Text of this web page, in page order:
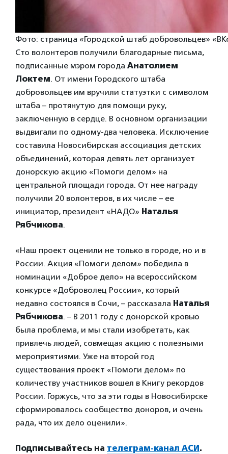
Фото: страница «Городской штаб добровольцев»
Сто волонтеров получили благодарные письма,
подписанные мэром города Анатолием
Локтем. От имени Городского штаба
добровольцев им вручили статуэтки с символом
штаба – протянутую для помощи руку,
заключенную в сердце. В основном организации
выдвигали по одному-два человека. Исключение
составила Новосибирская ассоциация детских
объединений, которая девять лет организует
донорскую акцию «Помоги делом» на
центральной площади города. От нее награду
получили 20 волонтеров, в их числе – ее
инициатор, президент «НАДО» Наталья
Рябчикова.
«Наш проект оценили не только в городе, но и в
России. Акция «Помоги делом» победила в
номинации «Доброе дело» на всероссийском
конкурсе «Доброволец России», который
недавно состоялся в Сочи, – рассказала Наталья
Рябчикова. – В 2011 году с донорской кровью
была проблема, и мы стали изобретать, как
привлечь людей, совмещая акцию с полезными
мероприятиями. Уже на второй год
существования проект «Помоги делом» по
количеству участников вошел в Книгу рекордов
России. Горжусь, что за эти годы в Новосибирске
сформировалось сообщество доноров, и очень
рада, что их дело оценили».
Подписывайтесь на телеграм-канал АСИ .